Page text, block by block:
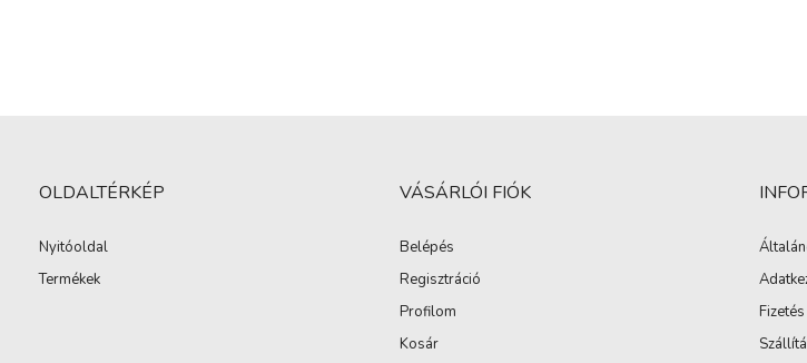
OLDALTÉRKÉP
Nyitóoldal
Termékek
VÁSÁRLÓI FIÓK
Belépés
Regisztráció
Profilom
Kosár
Fizetés